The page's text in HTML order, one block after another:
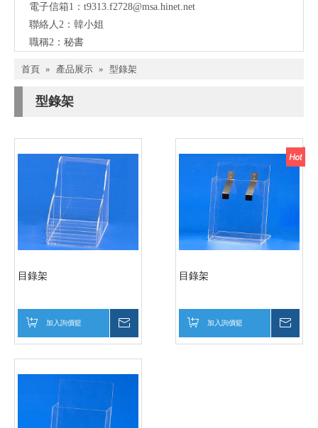
電子信箱1： t9313.f2728@msa.hinet.net
聯絡人2：韓小姐
職稱2：秘書
首頁 » 產品展示 » 型錄架
型錄架
目錄架
加入詢價籃
目錄架
加入詢價籃